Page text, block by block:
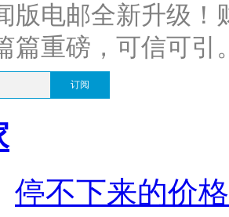
版电邮全新升级
篇重磅，可信可引
订阅
停不下来的价